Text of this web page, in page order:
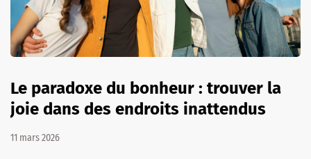
Le paradoxe du bonheur : trouver la
joie dans des endroits inattendus
11 mars 2026